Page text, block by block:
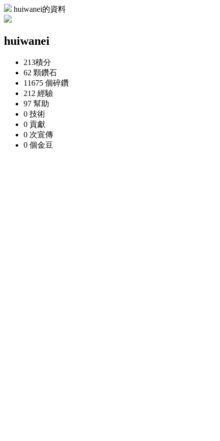
huiwanei的資料
huiwanei
213積分
62 顆鑽石
11675 個碎鑽
212 經驗
97 幫助
0 技術
0 貢獻
0 次宣傳
0 個金豆